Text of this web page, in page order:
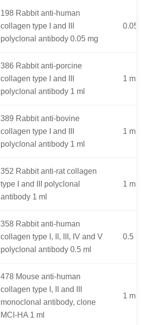
198 Rabbit anti-human
collagen type I and III
polyclonal antibody 0.05 mg
0.05
386 Rabbit anti-porcine
collagen type I and III
polyclonal antibody 1 ml
1 ml
389 Rabbit anti-bovine
collagen type I and III
polyclonal antibody 1 ml
1 ml
352 Rabbit anti-rat collagen
type I and III polyclonal
antibody 1 ml
1 ml
358 Rabbit anti-human
collagen type I, II, III, IV and V
polyclonal antibody 0.5 ml
0.5
478 Mouse anti-human
collagen type I, II and III
monoclonal antibody, clone
MCI-HA 1 ml
1 ml